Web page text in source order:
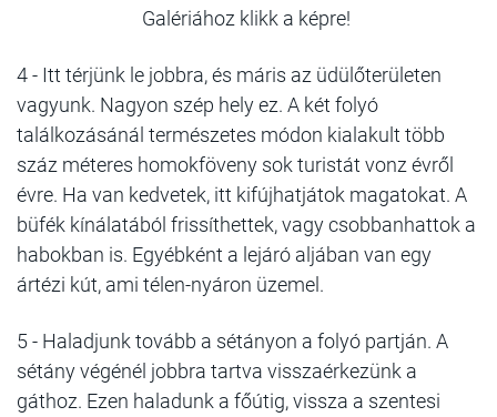
Galériához klikk a képre!
4 - Itt térjünk le jobbra, és máris az üdülőterületen
vagyunk. Nagyon szép hely ez. A két folyó
találkozásánál természetes módon kialakult több
száz méteres homokföveny sok turistát vonz évről
évre. Ha van kedvetek, itt kifújhatjátok magatokat. A
büfék kínálatából frissíthettek, vagy csobbanhattok a
habokban is. Egyébként a lejáró aljában van egy
ártézi kút, ami télen-nyáron üzemel.
5 - Haladjunk tovább a sétányon a folyó partján. A
sétány végénél jobbra tartva visszaérkezünk a
gáthoz. Ezen haladunk a főútig, vissza a szentesi